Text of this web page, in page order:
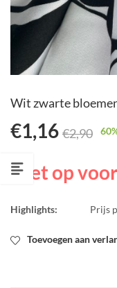
Wit zwarte
€1,16 €2,90 60
Niet op
Highlights: Prijs
Toevoegen aan